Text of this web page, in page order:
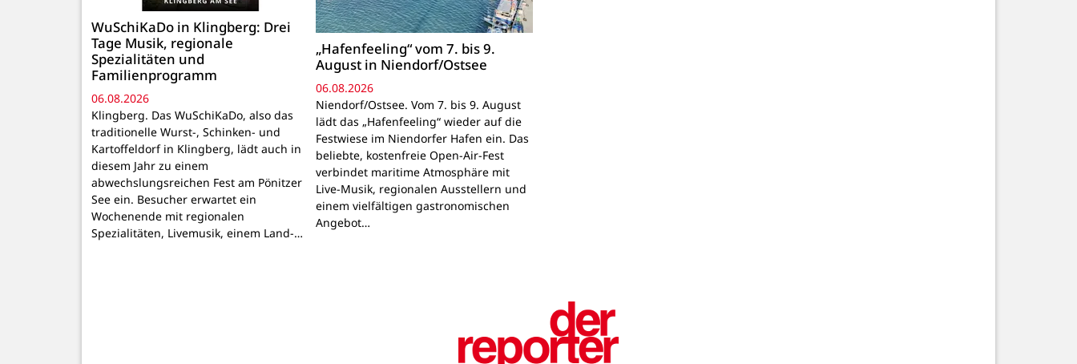
WuSchiKaDo in Klingberg: Drei
Tage Musik, regionale
Spezialitäten und
Familienprogramm
06.08.2026
Klingberg. Das WuSchiKaDo, also das
traditionelle Wurst-, Schinken- und
Kartoffeldorf in Klingberg, lädt auch in
diesem Jahr zu einem
abwechslungsreichen Fest am Pönitzer
See ein. Besucher erwartet ein
Wochenende mit regionalen
Spezialitäten, Livemusik, einem Land-…
„Hafenfeeling“ vom 7. bis 9.
August in Niendorf/Ostsee
06.08.2026
Niendorf/Ostsee. Vom 7. bis 9. August
lädt das „Hafenfeeling“ wieder auf die
Festwiese im Niendorfer Hafen ein. Das
beliebte, kostenfreie Open-Air-Fest
verbindet maritime Atmosphäre mit
Live-Musik, regionalen Ausstellern und
einem vielfältigen gastronomischen
Angebot…